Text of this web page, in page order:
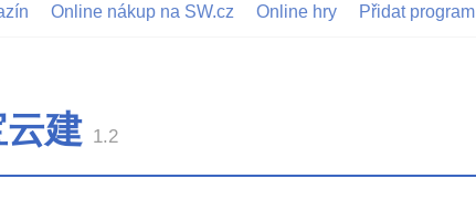
Online nákup na SW.cz Online hry Přidat program
建 1.2